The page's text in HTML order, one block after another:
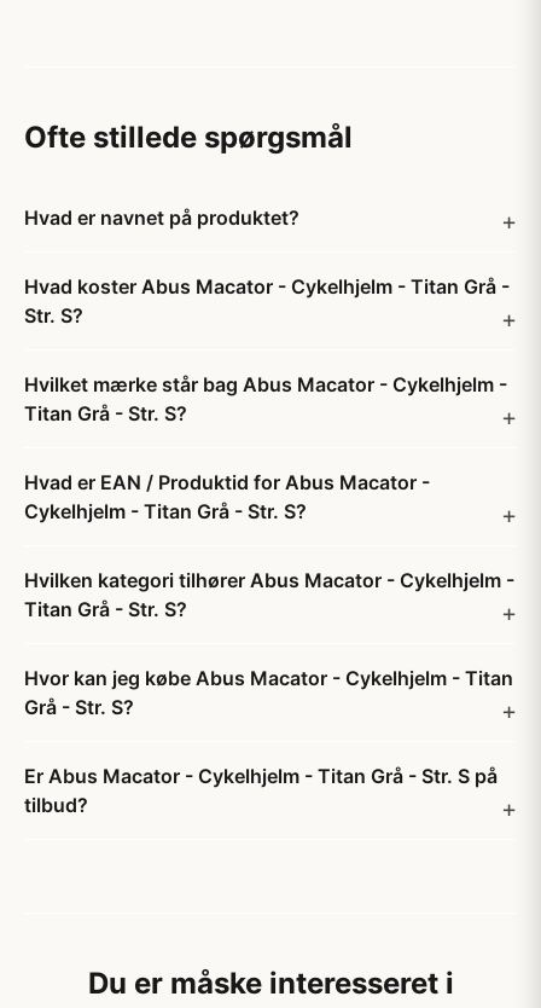
Ofte stillede spørgsmål
Hvad er navnet på produktet?
Hvad koster Abus Macator - Cykelhjelm - Titan Grå -
Str. S?
Hvilket mærke står bag Abus Macator - Cykelhjelm -
Titan Grå - Str. S?
Hvad er EAN / Produktid for Abus Macator -
Cykelhjelm - Titan Grå - Str. S?
Hvilken kategori tilhører Abus Macator - Cykelhjelm -
Titan Grå - Str. S?
Hvor kan jeg købe Abus Macator - Cykelhjelm - Titan
Grå - Str. S?
Er Abus Macator - Cykelhjelm - Titan Grå - Str. S på
tilbud?
Du er måske interesseret i